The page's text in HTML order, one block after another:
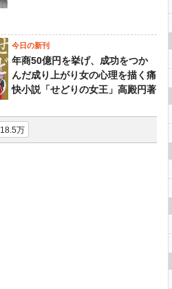
今日の新刊
年商50億円を挙げ、成功をつか
んだ成り上がり女の心理を描く痛
快小説「せどりの女王」高殿円著
18.5万